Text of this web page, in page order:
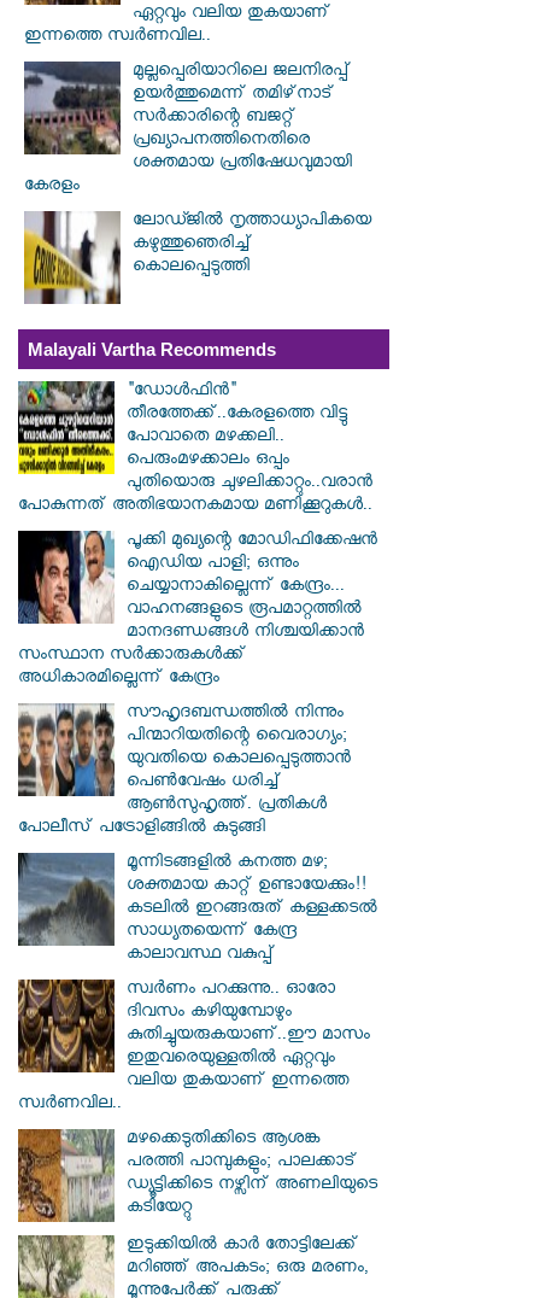
ഏറ്റവും വലിയ തുകയാണ്
ഇന്നത്തെ സ്വർണവില..
മുല്ലപ്പെരിയാറിലെ ജലനിരപ്പ്
ഉയര്‍ത്തുമെന്ന് തമിഴ്‌നാട്
സര്‍ക്കാരിന്റെ ബജറ്റ്
പ്രഖ്യാപനത്തിനെതിരെ
ശക്തമായ പ്രതിഷേധവുമായി
കേരളം
ലോഡ്ജില്‍ നൃത്താധ്യാപികയെ
കഴുത്തുഞെരിച്ച്
കൊലപ്പെടുത്തി
Malayali Vartha Recommends
"ഡോൾഫിൻ"
തീരത്തേക്ക്..കേരളത്തെ വിട്ടു
പോവാതെ മഴക്കലി..
പെരുംമഴക്കാലം ഒപ്പം
പുതിയൊരു ചുഴലിക്കാറ്റും..വരാൻ
പോകുന്നത് അതിഭയാനകമായ മണിക്കൂറുകൾ..
പൂക്കി മുഖ്യന്റെ മോഡിഫിക്കേഷൻ
ഐഡിയ പാളി; ഒന്നും
ചെയ്യാനാകില്ലെന്ന് കേന്ദ്രം...
വാഹനങ്ങളുടെ രൂപമാറ്റത്തില്‍
മാനദണ്ഡങ്ങള്‍ നിശ്ചയിക്കാന്‍
സംസ്ഥാന സര്‍ക്കാരുകള്‍ക്ക്
അധികാരമില്ലെന്ന് കേന്ദ്രം
സൗഹൃദബന്ധത്തില്‍ നിന്നും
പിന്മാറിയതിന്റെ വൈരാഗ്യം;
യുവതിയെ കൊലപ്പെടുത്താന്‍
പെണ്‍വേഷം ധരിച്ച്
ആൺസുഹൃത്ത്. പ്രതികൾ
പോലീസ് പട്രോളിങ്ങിൽ കുടുങ്ങി
മൂന്നിടങ്ങളിൽ കനത്ത മഴ;
ശക്തമായ കാറ്റ് ഉണ്ടായേക്കും!!
കടലിൽ ഇറങ്ങരുത് കള്ളക്കടൽ
സാധ്യതയെന്ന് കേന്ദ്ര
കാലാവസ്ഥ വകുപ്പ്
സ്വര്‍ണം പറക്കുന്നു.. ഓരോ
ദിവസം കഴിയുമ്പോഴും
കുതിച്ചുയരുകയാണ്..ഈ മാസം
ഇതുവരെയുള്ളതിൽ ഏറ്റവും
വലിയ തുകയാണ് ഇന്നത്തെ
സ്വർണവില..
മഴക്കെടുതിക്കിടെ ആശങ്ക
പരത്തി പാമ്പുകളും; പാലക്കാട്
ഡ്യൂട്ടിക്കിടെ നഴ്സിന് അണലിയുടെ
കടിയേറ്റു
ഇടുക്കിയിൽ കാർ തോട്ടിലേക്ക്
മറിഞ്ഞ് അപകടം; ഒരു മരണം,
മൂന്നുപേർക്ക് പരുക്ക്